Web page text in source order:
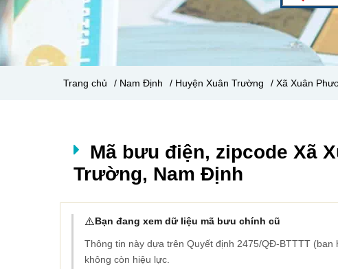
Trang chủ / Nam Định / Huyện Xuân Trường / Xã Xuân
Mã bưu điện, zipcode Xã
Trường, Nam Định
⚠️Bạn đang xem dữ liệu mã bưu chính cũ
Thông tin này dựa trên Quyết định 2475/QĐ-BTTTT (ban
không còn hiệu lực.